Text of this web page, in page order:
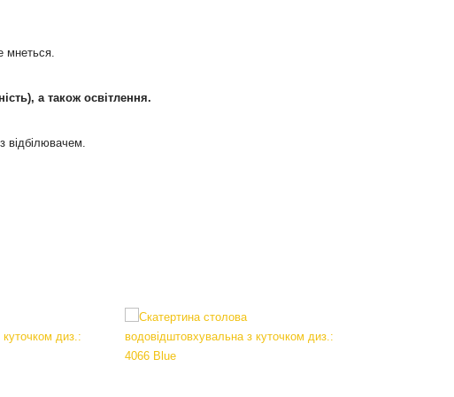
мнеться.
а також освітлення.
відбілювачем.